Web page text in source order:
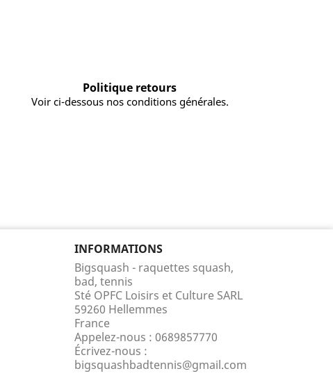
Politique retours
Voir ci-dessous nos conditions générales.
INFORMATIONS
Bigsquash - raquettes squash,
bad, tennis
Sté OPFC Loisirs et Culture SARL
59260 Hellemmes
France
Appelez-nous : 0689857770
Écrivez-nous :
bigsquashbadtennis@gmail.com